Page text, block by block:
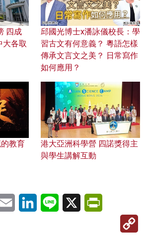
四成
大各取
邱國光博士x潘詠儀校長：學
習古文有何意義？ 粵語怎樣
傳承文言文之美？ 日常寫作
如何應用？
的教育
港大亞洲科學營 四諾獎得主
與學生講解互動
Email LinkedInLine X